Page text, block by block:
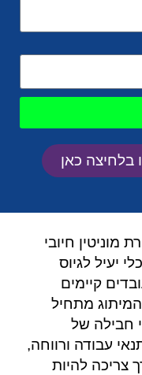
בלחיצה כאן
מוניטין חיובי
יעיל לגיוס
קיימים
המיתוג מתחיל
חבילה של
עבודה ורווחה,
צריכה להיות